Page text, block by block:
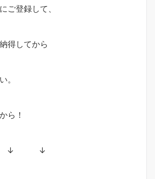
ご登録して、
得してから
。
ら！
↓